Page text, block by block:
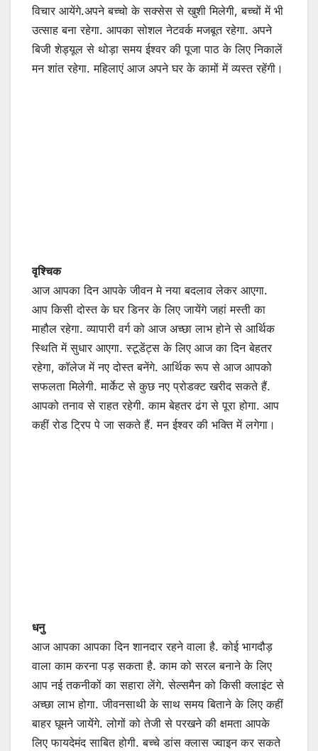
विचार आयेंगे.अपने बच्चो के सक्सेस से खुशी मिलेगी, बच्चों में भी
उत्साह बना रहेगा. आपका सोशल नेटवर्क मजबूत रहेगा. अपने
बिजी शेड्यूल से थोड़ा समय ईश्वर की पूजा पाठ के लिए निकालें
मन शांत रहेगा. महिलाएं आज अपने घर के कामों में व्यस्त रहेंगी।
वृश्चिक
आज आपका दिन आपके जीवन मे नया बदलाव लेकर आएगा.
आप किसी दोस्त के घर डिनर के लिए जायेंगे जहां मस्ती का
माहौल रहेगा. व्यापारी वर्ग को आज अच्छा लाभ होने से आर्थिक
स्थिति में सुधार आएगा. स्टूडेंट्स के लिए आज का दिन बेहतर
रहेगा, कॉलेज में नए दोस्त बनेंगे. आर्थिक रूप से आज आपको
सफलता मिलेगी. मार्केट से कुछ नए प्रोडक्ट खरीद सकते हैं.
आपको तनाव से राहत रहेगी. काम बेहतर ढंग से पूरा होगा. आप
कहीं रोड ट्रिप पे जा सकते हैं. मन ईश्वर की भक्ति में लगेगा।
धनु
आज आपका आपका दिन शानदार रहने वाला है. कोई भागदौड़
वाला काम करना पड़ सकता है. काम को सरल बनाने के लिए
आप नई तकनीकों का सहारा लेंगे. सेल्समैन को किसी क्लाइंट से
अच्छा लाभ होगा. जीवनसाथी के साथ समय बिताने के लिए कहीं
बाहर घूमने जायेंगे. लोगों को तेजी से परखने की क्षमता आपके
लिए फायदेमंद साबित होगी. बच्चे डांस क्लास ज्वाइन कर सकते